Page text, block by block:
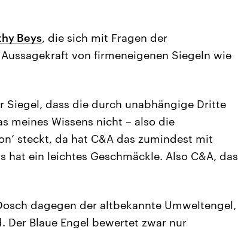
Beys, die sich mit Fragen der
von firmeneigenen Siegeln wie
Siegel, dass die durch unabhängige Dritte
meines Wissens nicht – also die
steckt, da hat C&A das zumindest mit
ein leichtes Geschmäckle. Also C&A, das
dagegen der altbekannte Umweltengel,
Blaue Engel bewertet zwar nur